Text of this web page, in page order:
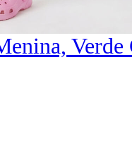
Verde